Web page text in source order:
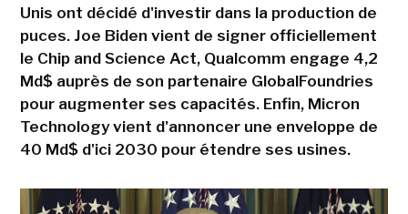
Unis ont décidé d'investir dans la production de
puces. Joe Biden vient de signer officiellement
le Chip and Science Act, Qualcomm engage 4,2
Md$ auprès de son partenaire GlobalFoundries
pour augmenter ses capacités. Enfin, Micron
Technology vient d'annoncer une enveloppe de
40 Md$ d'ici 2030 pour étendre ses usines.